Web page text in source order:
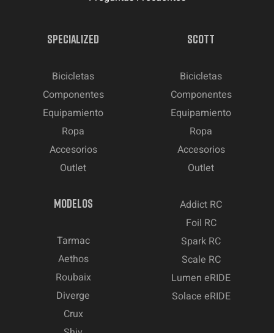
SPECIALIZED
Bicicletas
Componentes
Equipamiento
Ropa
Accesorios
Outlet
SCOTT
Bicicletas
Componentes
Equipamiento
Ropa
Accesorios
Outlet
MODELOS
Tarmac
Aethos
Roubaix
Diverge
Crux
Addict RC
Foil RC
Spark RC
Scale RC
Lumen eRIDE
Solace eRIDE